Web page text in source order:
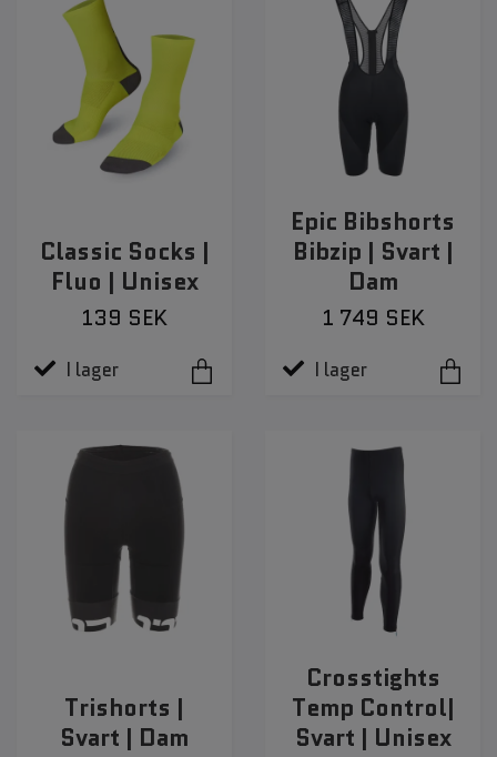
Classic Socks |
Fluo | Unisex
139 SEK
I lager
Epic Bibshorts
Bibzip | Svart |
Dam
1 749 SEK
I lager
Trishorts |
Svart | Dam
Crosstights
Temp Control|
Svart | Unisex